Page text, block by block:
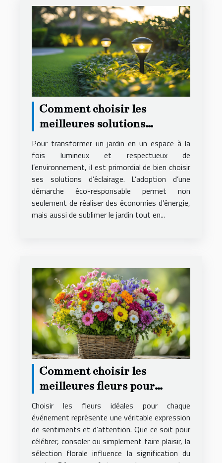
Comment choisir les
meilleures solutions
d'éclairage éco-responsables
pour votre jardin
Pour transformer un jardin en un espace à la
fois lumineux et respectueux de
l’environnement, il est primordial de bien choisir
ses solutions d’éclairage. L’adoption d’une
démarche éco-responsable permet non
seulement de réaliser des économies d’énergie,
mais aussi de sublimer le jardin tout en...
Comment choisir les
meilleures fleurs pour
chaque occasion spéciale
Choisir les fleurs idéales pour chaque
événement représente une véritable expression
de sentiments et d’attention. Que ce soit pour
célébrer, consoler ou simplement faire plaisir, la
sélection florale influence la signification du